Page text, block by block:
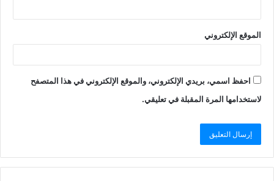
الموقع الإلكتروني
احفظ اسمي، بريدي الإلكتروني، والموقع الإلكتروني في هذا المتصفح
لاستخدامها المرة المقبلة في تعليقي.